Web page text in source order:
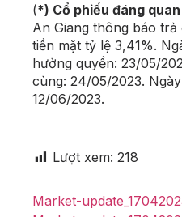
(*) Cổ phiếu đáng
An Giang thông báo
tiền mặt tỷ lệ 3,41%.
hưởng quyền: 23/05/
cùng: 24/05/2023.
12/06/2023.
Lượt xem: 218
Market-